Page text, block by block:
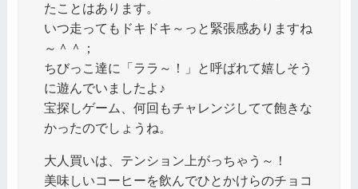
たことはあります。
いつ走ってもドキドキ～っと緊張感ありますね
～＾＾；
ちびっこ達に「ララ～！」と呼ばれて嬉しそう
に遊んでいましたよ♪
宝探しゲーム、何回もチャレンジしてて飽きな
かったのでしょうね。
大人買いは、テンション上がっちゃう～！
美味しいコーヒーを飲んでひとかけらのチョコ